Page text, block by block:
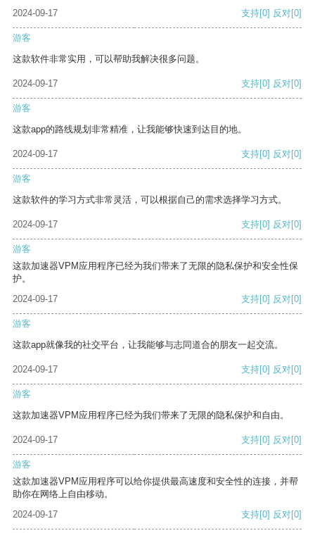
2024-09-17 支持[0] 反对[0]
游客
这款软件非常实用，可以帮助我解决很多问题。
2024-09-17 支持[0] 反对[0]
游客
这款app的路线规划非常精准，让我能够快速到达目的地。
2024-09-17 支持[0] 反对[0]
游客
这款软件的学习方式非常灵活，可以根据自己的需求选择学习方式。
2024-09-17 支持[0] 反对[0]
游客
这款加速器VPM应用程序已经为我们带来了无限的隐私保护和安全性保
护。
2024-09-17
支持[0] 反对[0]
游客
这款app就像我的社交平台，让我能够与志同道合的朋友一起交流。
2024-09-17 支持[0] 反对[0]
游客
这款加速器VPM应用程序已经为我们带来了无限的隐私保护和自由。
2024-09-17 支持[0] 反对[0]
游客
这款加速器VPM应用程序可以给你提供最高速度和安全性的连接，并帮
助你在网络上自由移动。
2024-09-17
支持[0] 反对[0]